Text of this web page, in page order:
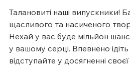
Талановиті наші випускники!
щасливого та насиченого
Нехай у вас буде мільйон
у вашому серці. Впевнено ідіть
відступайте у досягненні